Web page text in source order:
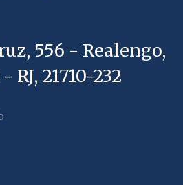
556 - Realengo,
RJ, 21710-232